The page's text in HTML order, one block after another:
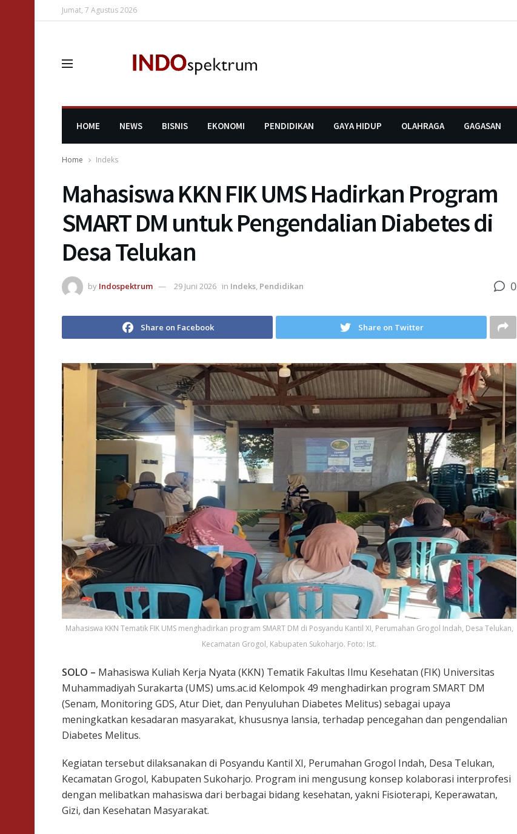
Jumat, 7 Agustus 2026
HOME NEWS BISNIS EKONOMI PENDIDIKAN GAYA HIDUP OLAHRAGA GAGASAN
Home Indeks
Mahasiswa KKN FIK UMS Hadirkan Program
SMART DM untuk Pengendalian Diabetes di
Desa Telukan
by Indospektrum 29 Juni 2026 in Indeks, Pendidikan 0
Share on Facebook Share on Twitter
Mahasiswa KKN Tematik FIK UMS menghadirkan program SMART DM di Posyandu Kantil XI, Perumahan Grogol Indah, Desa Telukan,
Kecamatan Grogol, Kabupaten Sukoharjo. Foto: Ist.
SOLO – Mahasiswa Kuliah Kerja Nyata (KKN) Tematik Fakultas Ilmu Kesehatan (FIK) Universitas
Muhammadiyah Surakarta (UMS) ums.ac.id Kelompok 49 menghadirkan program SMART DM
(Senam, Monitoring GDS, Atur Diet, dan Penyuluhan Diabetes Melitus) sebagai upaya
meningkatkan kesadaran masyarakat, khususnya lansia, terhadap pencegahan dan pengendalian
Diabetes Melitus.
Kegiatan tersebut dilaksanakan di Posyandu Kantil XI, Perumahan Grogol Indah, Desa Telukan,
Kecamatan Grogol, Kabupaten Sukoharjo. Program ini mengusung konsep kolaborasi interprofesi
dengan melibatkan mahasiswa dari berbagai bidang kesehatan, yakni Fisioterapi, Keperawatan,
Gizi, dan Kesehatan Masyarakat.